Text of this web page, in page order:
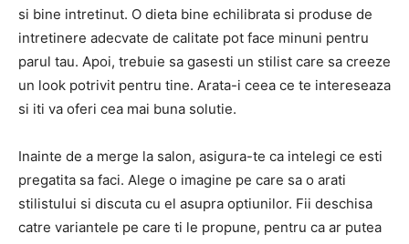
si bine intretinut. O dieta bine echilibrata si produse de
intretinere adecvate de calitate pot face minuni pentru
parul tau. Apoi, trebuie sa gasesti un stilist care sa creeze
un look potrivit pentru tine. Arata-i ceea ce te intereseaza
si iti va oferi cea mai buna solutie.
Inainte de a merge la salon, asigura-te ca intelegi ce esti
pregatita sa faci. Alege o imagine pe care sa o arati
stilistului si discuta cu el asupra optiunilor. Fii deschisa
catre variantele pe care ti le propune, pentru ca ar putea